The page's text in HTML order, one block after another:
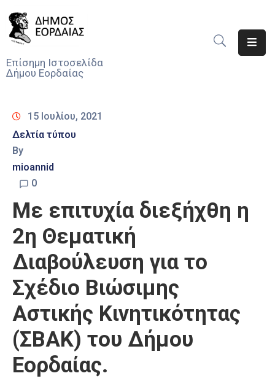
Επίσημη Ιστοσελίδα
Δήμου Εορδαίας
Νέα
Υπηρεσίες
Του
Δήμου
Προσκλήσεις
Αποφάσεις
Τηλέφωνα
Καιρός
15 Ιουλίου, 2021
Δελτία τύπου
By
mioannid
0
Με επιτυχία διεξήχθη η
2η Θεματική
Διαβούλευση για το
Σχέδιο Βιώσιμης
Αστικής Κινητικότητας
(ΣΒΑΚ) του Δήμου
Εορδαίας.